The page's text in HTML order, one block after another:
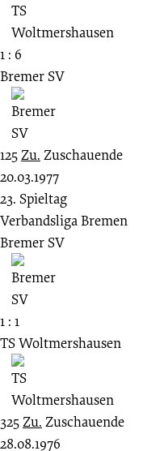
1 : 6
Bremer SV
125Zu. Zuschauende
20.03.1977
23. Spieltag
Verbandsliga Bremen
Bremer SV
1 : 1
TS Woltmershausen
325Zu. Zuschauende
28.08.1976